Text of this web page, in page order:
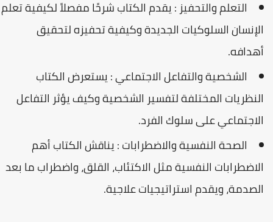
التعلم والتحفيز : يقدم الكتاب شرحًا مفصلاً لكيفية تعلم
الإنسان السلوكيات الجديدة وكيفية تحفيزه لتحقيق
أهدافه.
الشخصية والتفاعل الاجتماعي : يستعرض الكتاب
النظريات المختلفة لتفسير الشخصية وكيف يؤثر التفاعل
الاجتماعي على سلوك الفرد.
الصحة النفسية والاضطرابات : يناقش الكتاب أهم
الاضطرابات النفسية مثل الاكتئاب، القلق، واضطراب ما بعد
الصدمة، ويقدم استراتيجيات علاجية.